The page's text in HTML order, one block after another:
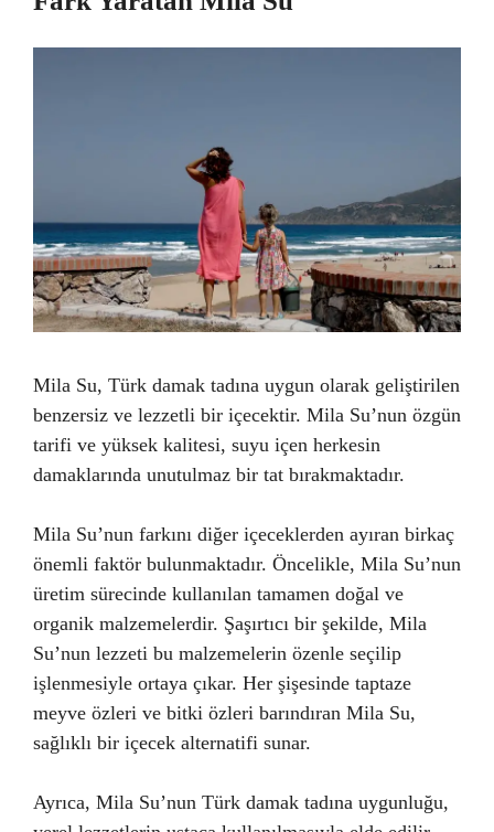
Mila Su, Türk damak tadına uygun olarak geliştirilen
benzersiz ve lezzetli bir içecektir. Mila Su’nun özgün
tarifi ve yüksek kalitesi, suyu içen herkesin
damaklarında unutulmaz bir tat bırakmaktadır.
Mila Su’nun farkını diğer içeceklerden ayıran birkaç
önemli faktör bulunmaktadır. Öncelikle, Mila Su’nun
üretim sürecinde kullanılan tamamen doğal ve
organik malzemelerdir. Şaşırtıcı bir şekilde, Mila
Su’nun lezzeti bu malzemelerin özenle seçilip
işlenmesiyle ortaya çıkar. Her şişesinde taptaze
meyve özleri ve bitki özleri barındıran Mila Su,
sağlıklı bir içecek alternatifi sunar.
Ayrıca, Mila Su’nun Türk damak tadına uygunluğu,